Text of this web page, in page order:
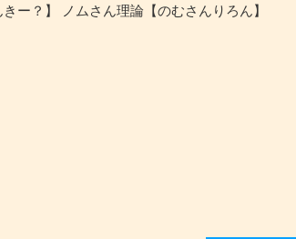
ー？】 ノムさん理論【のむさんりろん】